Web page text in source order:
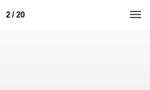
2 / 20